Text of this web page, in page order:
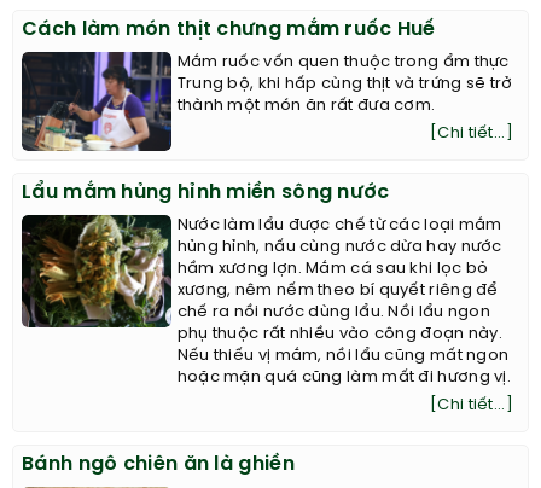
Cách làm món thịt chưng mắm ruốc Huế
Mắm ruốc vốn quen thuộc trong ẩm thực
Trung bộ, khi hấp cùng thịt và trứng sẽ trở
thành một món ăn rất đưa cơm.
[Chi tiết...]
Lẩu mắm hủng hỉnh miền sông nước
Nước làm lẩu được chế từ các loại mắm
hủng hỉnh, nấu cùng nước dừa hay nước
hầm xương lợn. Mắm cá sau khi lọc bỏ
xương, nêm nếm theo bí quyết riêng để
chế ra nồi nước dùng lẩu. Nồi lẩu ngon
phụ thuộc rất nhiều vào công đoạn này.
Nếu thiếu vị mắm, nồi lẩu cũng mất ngon
hoặc mặn quá cũng làm mất đi hương vị.
[Chi tiết...]
Bánh ngô chiên ăn là ghiền